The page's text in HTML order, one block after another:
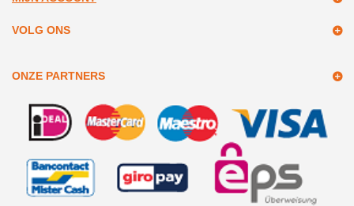
VOLG ONS
ONZE PARTNERS